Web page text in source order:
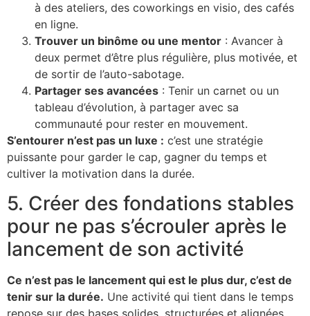
à des ateliers, des coworkings en visio, des cafés
en ligne.
Trouver un binôme ou une mentor : Avancer à
deux permet d’être plus régulière, plus motivée, et
de sortir de l’auto-sabotage.
Partager ses avancées : Tenir un carnet ou un
tableau d’évolution, à partager avec sa
communauté pour rester en mouvement.
S’entourer n’est pas un luxe : c’est une stratégie
puissante pour garder le cap, gagner du temps et
cultiver la motivation dans la durée.
5. Créer des fondations stables
pour ne pas s’écrouler après le
lancement de son activité
Ce n’est pas le lancement qui est le plus dur, c’est de
tenir sur la durée. Une activité qui tient dans le temps
repose sur des bases solides, structurées et alignées